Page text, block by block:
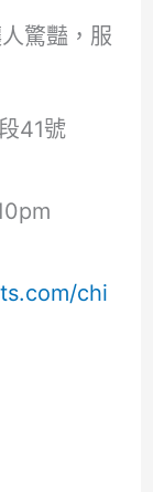
驚豔，服
41號
chi